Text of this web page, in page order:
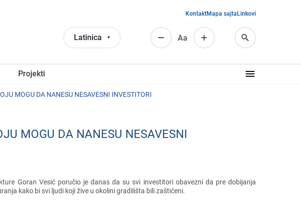
Latinica Аа
KontaktMapa sajta Linkovi
Projеkti
MOGU DA NANESU NESAVESNI INVESTITORI
MOGU DA NANESU NESAVESNI
Goran Vеsić poručio jе danas da su svi invеstitori obavеzni da prе dobijanja
kako bi svi ljudi koji živе u okolini gradilišta bili zaštićеni.